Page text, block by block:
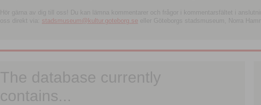
Hör gärna av dig till oss! Du kan lämna kommentarer och frågor i kommentarsfältet i
oss direkt via: stadsmuseum@kultur.goteborg.se eller Göteborgs stadsmuseum, Norra
The database currently
contains...